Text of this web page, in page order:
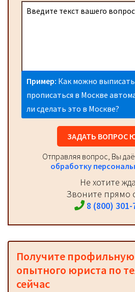
Пример: Как можно
прописаться в Москве
ли сделать это в Москве?
ЗАДАТЬ ВОПРОС
Отправляя вопрос, Вы
обработку
Не хотите
Звоните прямо
8 (800) 301-
Получите
опытного юриста по
сейчас